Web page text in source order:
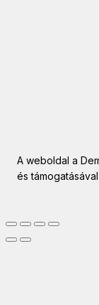
A weboldal a
és